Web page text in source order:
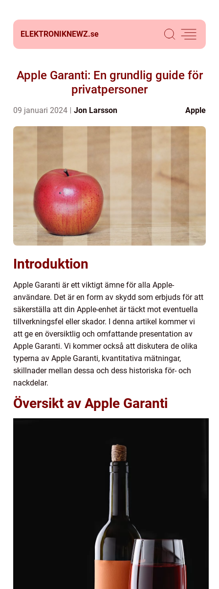
ELEKTRONIKNEWZ.se
Apple Garanti: En grundlig guide för
privatpersoner
09 januari 2024 Jon Larsson Apple
Introduktion
Apple Garanti är ett viktigt ämne för alla Apple-
användare. Det är en form av skydd som erbjuds för att
säkerställa att din Apple-enhet är täckt mot eventuella
tillverkningsfel eller skador. I denna artikel kommer vi
att ge en översiktlig och omfattande presentation av
Apple Garanti. Vi kommer också att diskutera de olika
typerna av Apple Garanti, kvantitativa mätningar,
skillnader mellan dessa och dess historiska för- och
nackdelar.
Översikt av Apple Garanti